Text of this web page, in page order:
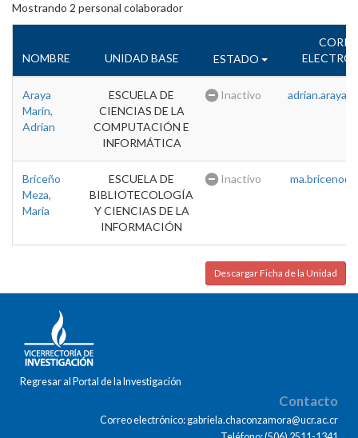
Mostrando 2 personal colaborador
NOMBRE UNIDAD BASE ESTADO
Araya
Marin,
Adrian
ESCUELA DE
CIENCIAS DE LA
COMPUTACIÓN E
INFORMÁTICA
Inactivo
Briceño
Meza,
Maria
ESCUELA DE
BIBLIOTECOLOGÍA
Y CIENCIAS DE LA
INFORMACIÓN
Inactivo
Descargar Ficha de la Unidad
Regresar al Portal de la Investigación
Contacto
Correo electrónico: gabriela.chaconzamora@ucr.ac.cr